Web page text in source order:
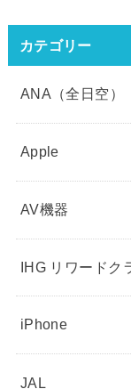
カテゴリー
ANA（全日空）
Apple
AV機器
IHG リワードク
iPhone
JAL